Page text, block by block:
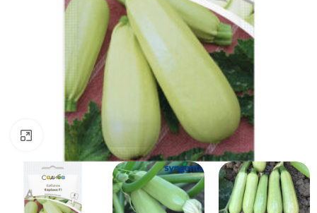
Натисніть, щоб збільшити